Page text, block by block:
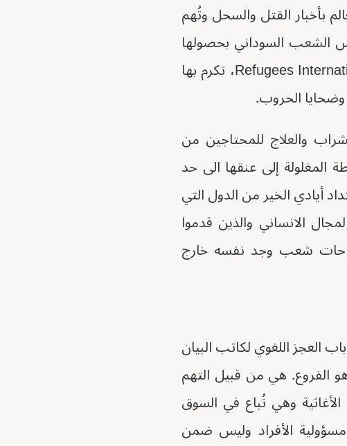
بأخبار القتل والسحل وتُهم
الشعب السوداني بحصولها
على جائزة ريتشارد سي. هولبروك، التي تُمنح سنويًا من قبل منظمة Refugees International، تكرم بها
وضحايا الحروب.
والعلاج للمحتاجين من
إلى عنقها الى حد
أيادي الخير من الدول التي
الانساني والذين قدموا
شعب وجد نفسه خارج
العجز اللغوي لكاتب البيان
الفروع. هي من قبيل التهم
وهي تُباع في السوق
الأفراد وليس ضمن